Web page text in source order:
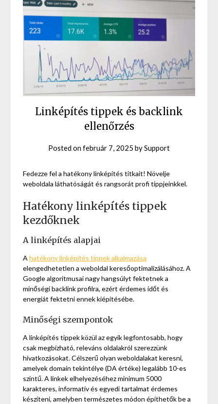
Linképítés tippek és backlink
ellenőrzés
Posted onfebruár 7, 2025 bySupport
Fedezze fel a hatékony linképítés titkait! Növelje
weboldala láthatóságát és rangsorát profi tippjeinkkel.
Hatékony linképítés tippek
kezdőknek
A linképítés alapjai
Ahatékony linképítés tippek alkalmazása
elengedhetetlen a weboldal keresőoptimalizálásához. A
Google algoritmusai nagy hangsúlyt fektetnek a
minőségi backlink profilra, ezért érdemes időt és
energiát fektetni ennek kiépítésébe.
Minőségi szempontok
A linképítés tippek közül az egyik legfontosabb, hogy
csak megbízható, releváns oldalakról szerezzünk
hivatkozásokat. Célszerű olyan weboldalakat keresni,
amelyek domain tekintélye (DA értéke) legalább 10-es
szintű. A linkek elhelyezéséhez minimum 5000
karakteres, informatív és egyedi tartalmat érdemes
készíteni, amelyben természetes módon építhetők be a